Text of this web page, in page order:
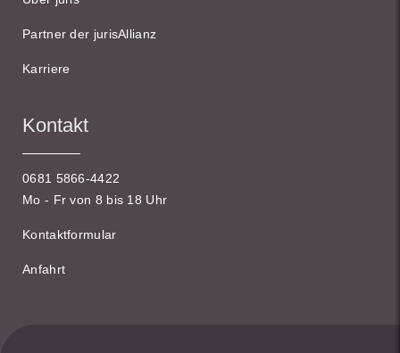
Partner der jurisAllianz
Karriere
Kontakt
0681 5866-4422
Mo - Fr von 8 bis 18 Uhr
Kontaktformular
Anfahrt